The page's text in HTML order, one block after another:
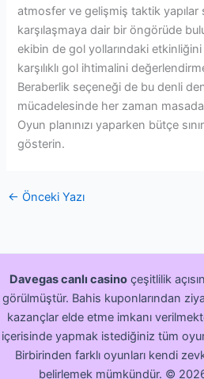
atmosfer ve gelişmiş taktik
karşılaşmaya dair bir öngörüde
ekibin de gol yollarındaki
karşılıklı gol ihtimalini
Beraberlik seçeneği de bu denli
mücadelesinde her zaman
Oyun planınızı yaparken bütçe
gösterin.
← Önceki Yazı
Davegas canlı casinoçeşitlilik
görülmüştür. Bahis kuponlarından
kazançlar elde etme imkanı
içerisinde yapmak istediğiniz tüm
Birbirinden farklı oyunları kendi
belirlemek mümkündür. ©